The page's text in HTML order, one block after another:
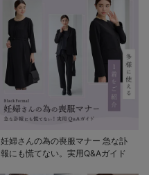
妊婦さんの為の喪服マナー 急な訃
報にも慌てない。実用Q&Aガイド